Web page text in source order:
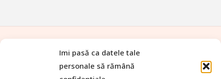
Imi pasă ca datele tale
personale să rămână
ACASĂ | TOATE REȚETELE
PREPARATE DE BAZĂ
| APERITIVE